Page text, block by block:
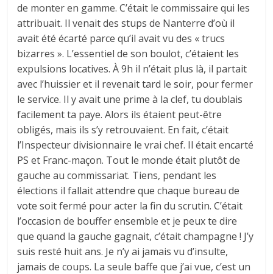
de monter en gamme. C’était le commissaire qui les
attribuait. Il venait des stups de Nanterre d’où il
avait été écarté parce qu’il avait vu des « trucs
bizarres ». L’essentiel de son boulot, c’étaient les
expulsions locatives. À 9h il n’était plus là, il partait
avec l’huissier et il revenait tard le soir, pour fermer
le service. Il y avait une prime à la clef, tu doublais
facilement ta paye. Alors ils étaient peut-être
obligés, mais ils s’y retrouvaient. En fait, c’était
l’Inspecteur divisionnaire le vrai chef. Il était encarté
PS et Franc-maçon. Tout le monde était plutôt de
gauche au commissariat. Tiens, pendant les
élections il fallait attendre que chaque bureau de
vote soit fermé pour acter la fin du scrutin. C’était
l’occasion de bouffer ensemble et je peux te dire
que quand la gauche gagnait, c’était champagne ! J’y
suis resté huit ans. Je n’y ai jamais vu d’insulte,
jamais de coups. La seule baffe que j’ai vue, c’est un